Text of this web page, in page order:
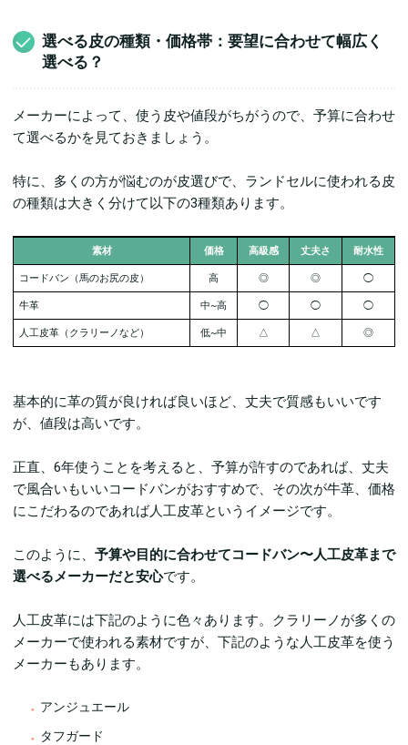
選べる皮の種類・価格帯：要望に合わせて幅広く
選べる？
メーカーによって、使う皮や値段がちがうので、予算に合わせ
て選べるかを見ておきましょう。
特に、多くの方が悩むのが皮選びで、ランドセルに使われる皮
の種類は大きく分けて以下の3種類あります。
素材 価格 高級感 丈夫さ 耐水性
コードバン（馬のお尻の皮） 高 ◎ ◎ ◯
牛革 中~高 ◯ ◯ ◯
人工皮革（ クラリーノなど） 低~中 △ △ ◎
基本的に革の質が良ければ良いほど、丈夫で質感もいいです
が、値段は高いです。
正直、6年使うことを考えると、予算が許すのであれば、丈夫
で風合いもいいコードバンがおすすめで、その次が牛革、価格
にこだわるのであれば人工皮革というイメージです。
このように、 予算や目的に合わせてコードバン〜人工皮革まで
選べるメーカーだと安心です。
人工皮革には下記のように色々あります。クラリーノが多くの
メーカーで使われる素材ですが、下記のような人工皮革を使う
メーカーもあります。
アンジュエール
タフガード